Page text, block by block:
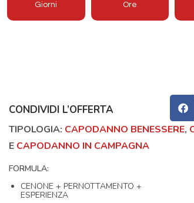
Giorni Ore
CONDIVIDI L’OFFERTA
TIPOLOGIA: CAPODANNO BENESSERE,
E CAPODANNO IN CAMPAGNA
FORMULA:
CENONE + PERNOTTAMENTO +
ESPERIENZA